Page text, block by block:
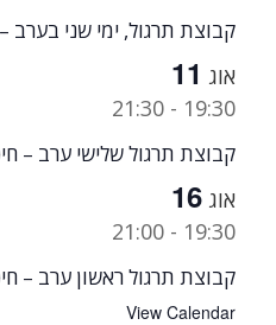
קבוצת תרגול, ימי שני בערב
אוג 11
19:30
-
21:30
קבוצת תרגול שלישי ערב –
אוג 16
19:30
-
21:00
קבוצת תרגול ראשון ערב –
View Calendar